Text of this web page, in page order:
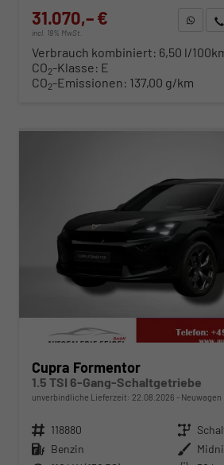
31.070,– €
incl. 19% MwSt.
Verbrauch kombiniert: 6,50 l/
CO2-Klasse: E
CO2-Emissionen: 137,00 g/km
Cupra Formentor
1.5 TSI 6-Gang-Schaltgetriebe
unverbindliche Lieferzeit: 22.08.2026 Neuwagen
Fahrzeugnr. 118880 Getriebe
Kraftstoff Benzin Außenfarbe